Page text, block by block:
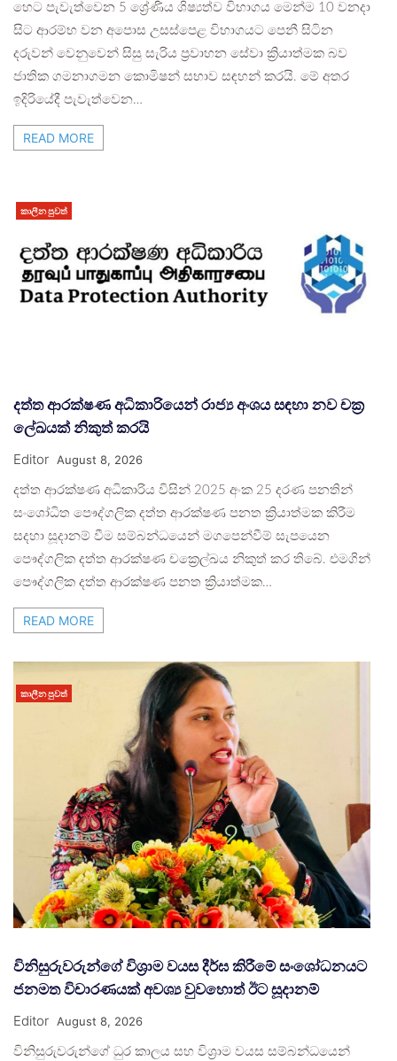
හෙට පැවැත්වෙන 5 ශ්‍රේණිය ශිෂ්‍යත්ව විභාගය මෙන්ම 10 වනදා
සිට ආරම්භ වන අපොස උසස්පෙළ විභාගයට පෙනී සිටින
දරුවන් වෙනුවෙන් සිසු සැරිය ප්‍රවාහන සේවා ක්‍රියාත්මක බව
ජාතික ගමනාගමන කොමිෂන් සභාව සඳහන් කරයි. මේ අතර
ඉදිරියේදී පැවැත්වෙන…
READ MORE
කාලීන පුවත්
දත්ත ආරක්ෂණ අධිකාරියෙන් රාජ්‍ය අංශය සඳහා නව චක්‍ර
ලේඛයක් නිකුත් කරයි
Editor August 8, 2026
දත්ත ආරක්ෂණ අධිකාරිය විසින් 2025 අංක 25 දරණ පනතින්
සංශෝධිත පෞද්ගලික දත්ත ආරක්ෂණ පනත ක්‍රියාත්මක කිරීම
සදහා සූදානම් වීම සම්බන්ධයෙන් මගපෙන්වීම් සැපයෙන
පෞද්ගලික දත්ත ආරක්ෂණ චක්‍රෙල්ඛය නිකුත් කර තිබේ. එමගින්
පෞද්ගලික දත්ත ආරක්ෂණ පනත ක්‍රියාත්මක…
READ MORE
කාලීන පුවත්
විනිසුරුවරුන්ගේ විශ්‍රාම වයස දීර්ඝ කිරීමේ සංශෝධනයට
ජනමත විචාරණයක් අවශ්‍ය වුවහොත් ඊට සූදානම්
Editor August 8, 2026
විනිසුරුවරුන්ගේ ධුර කාලය සහ විශ්‍රාම වයස සම්බන්ධයෙන්